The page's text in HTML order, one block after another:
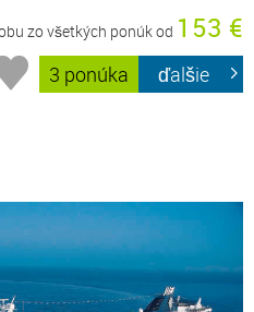
zo všetkých ponúk od 153 €
3 ponúka ďalšie